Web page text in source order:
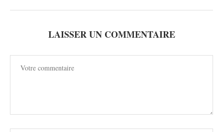
LAISSER UN COMMENTAIRE